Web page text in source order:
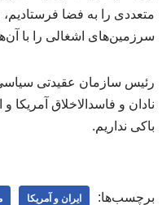
متعددی را به فضا فرستادیم،
سرزمین‌های اشغالی را با
رئیس سازمان عقیدتی
نادان و فاسدالاخلاق
باکی نداریم.
برچسب‌ها: ایران و آمریکا